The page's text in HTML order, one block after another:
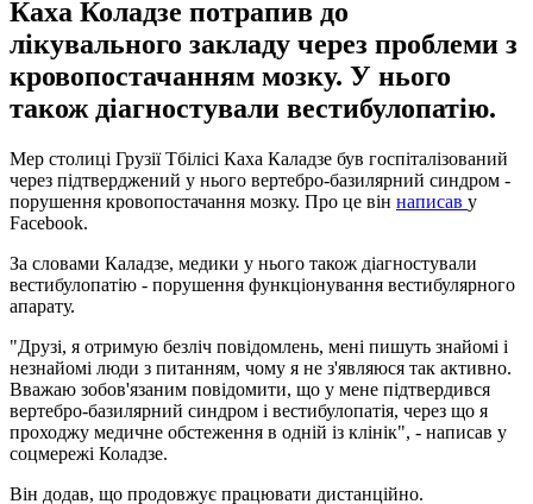
Каха Коладзе потрапив до
лікувального закладу через проблеми з
кровопостачанням мозку. У нього
також діагностували вестибулопатію.
Мер столиці Грузії Тбілісі Каха Каладзе був госпіталізований
через підтверджений у нього вертебро-базилярний синдром -
порушення кровопостачання мозку. Про це він написав у
Facebook.
За словами Каладзе, медики у нього також діагностували
вестибулопатію - порушення функціонування вестибулярного
апарату.
"Друзі, я отримую безліч повідомлень, мені пишуть знайомі і
незнайомі люди з питанням, чому я не з'являюся так активно.
Вважаю зобов'язаним повідомити, що у мене підтвердився
вертебро-базилярний синдром і вестибулопатія, через що я
проходжу медичне обстеження в одній із клінік", - написав у
соцмережі Коладзе.
Він додав, що продовжує працювати дистанційно.